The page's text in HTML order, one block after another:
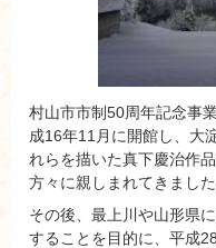
村山市市制50周年記念事
成16年11月に開館し、大
れらを描いた真下慶治作
方々に親しまれてきました
その後、最上川や山形県
することを目的に、平成